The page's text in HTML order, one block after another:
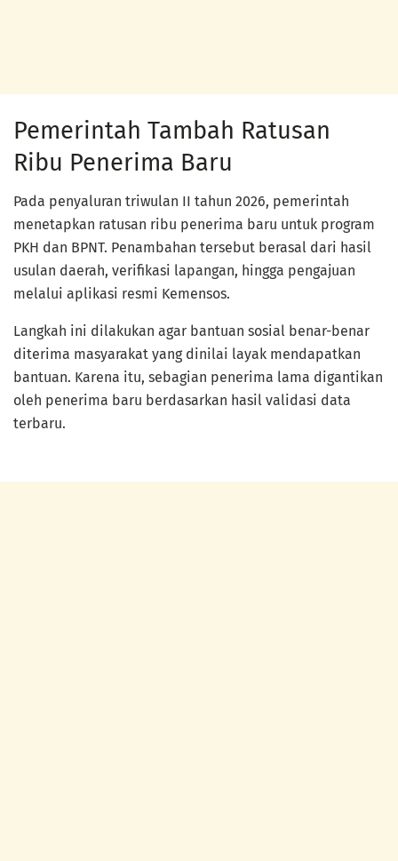
Pemerintah Tambah Ratusan
Ribu Penerima Baru
Pada penyaluran triwulan II tahun 2026, pemerintah
menetapkan ratusan ribu penerima baru untuk program
PKH dan BPNT. Penambahan tersebut berasal dari hasil
usulan daerah, verifikasi lapangan, hingga pengajuan
melalui aplikasi resmi Kemensos.
Langkah ini dilakukan agar bantuan sosial benar-benar
diterima masyarakat yang dinilai layak mendapatkan
bantuan. Karena itu, sebagian penerima lama digantikan
oleh penerima baru berdasarkan hasil validasi data
terbaru.